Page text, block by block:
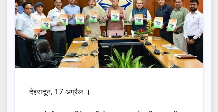
देहरादून, 17 अप्रैल ।